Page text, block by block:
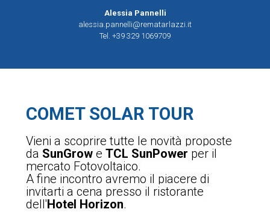
Alessia Pannelli
alessia.pannelli@rematarlazzi.it
Tel. +39 329 1069709
COMETSOLAR TOUR
Vieni a scoprire tutte le novità proposte
da SunGrow e TCL SunPower per il
mercato Fotovoltaico.
A fine incontro avremo il piacere di
invitarti a cena presso il ristorante
dell'Hotel Horizon.